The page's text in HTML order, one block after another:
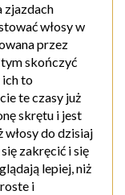
zjazdach
włosy w
przez
tym skończyć
ich to
te czasy już
skrętu i jest
włosy do dzisiaj
zakręcić i się
lepiej, niż
i